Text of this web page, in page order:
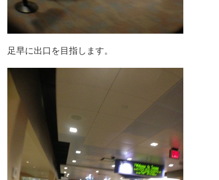
足早に出口を目指します。